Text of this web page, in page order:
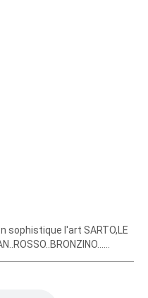
commentaires
sophistique l'art SARTO,LE